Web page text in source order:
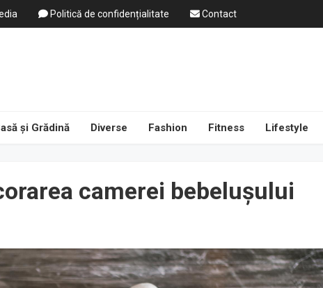
Politică de confidențialitate Contact
și Grădină Diverse Fashion Fitness Lifestyle
camerei bebelușului